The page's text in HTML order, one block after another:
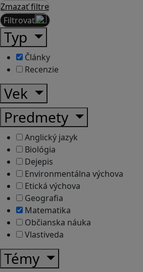
Zmazať filtre
Filtrovať
Typ
Články
Recenzie
Vek
Predmety
Anglický jazyk
Biológia
Dejepis
Environmentálna výchova
Etická výchova
Geografia
Matematika
Občianska náuka
Vlastiveda
Témy